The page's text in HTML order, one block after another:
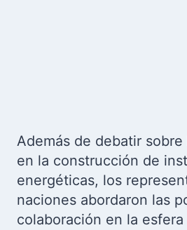
Además de debatir
en la construcción de
energéticas, los
naciones abordaron las
colaboración en la